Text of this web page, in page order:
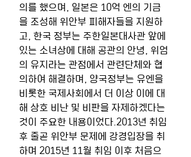
의를 했으며, 일본은 10억 엔의 기금
을 조성해 위안부 피해자들을 지원하
고, 한국 정부는 주한일본대사관 앞에
있는 소녀상에 대해 공관의 안녕, 위엄
의 유지라는 관점에서 관련단체와 협
의하여 해결하며, 양국정부는 유엔을
비롯한 국제사회에서 더 이상 이에 대
해 상호 비난 및 비판을 자제하겠다는
것이 주요한 내용이었다.2013년 취임
후 줄곧 위안부 문제에 강경입장을 취
하며 2015년 11월 취임 이후 처음으